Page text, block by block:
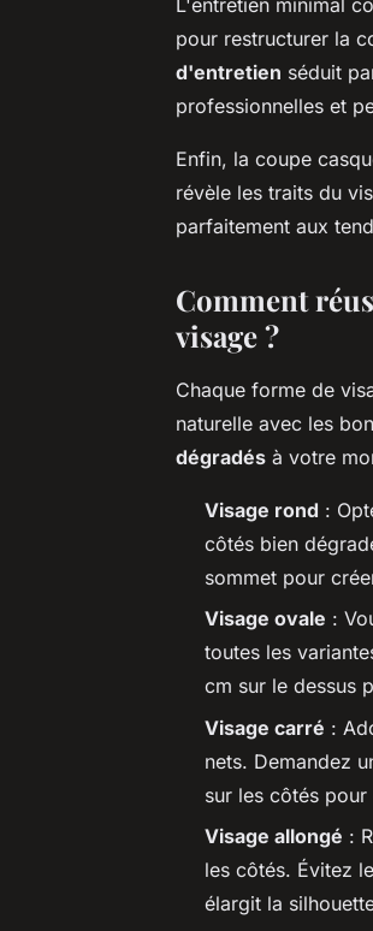
pour restructurer la
d'entretien séduit
professionnelles et
Enfin, la coupe
révèle les traits du
parfaitement aux
Comment
visage ?
Chaque forme de
naturelle avec les
dégradés à votre
Visage rond :
côtés bien
sommet pour
Visage ovale :
toutes les
cm sur le dessus
Visage carré :
nets. Demandez
sur les côtés
Visage allongé :
les côtés. Évitez
élargit la